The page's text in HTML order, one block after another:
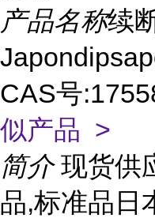
产品名称续
CAS号
似产品 >
简介 现货供
品,标准品日